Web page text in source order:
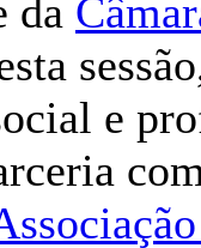
da
e